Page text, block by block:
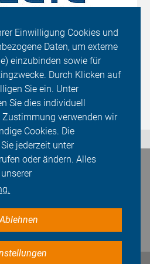
Einwilligung Cookies und
Daten, um externe
einzubinden sowie für
Durch Klicken auf
Sie ein. Unter
Sie dies individuell
Zustimmung verwenden wir
Cookies. Die
jederzeit unter
oder ändern. Alles
Ablehnen